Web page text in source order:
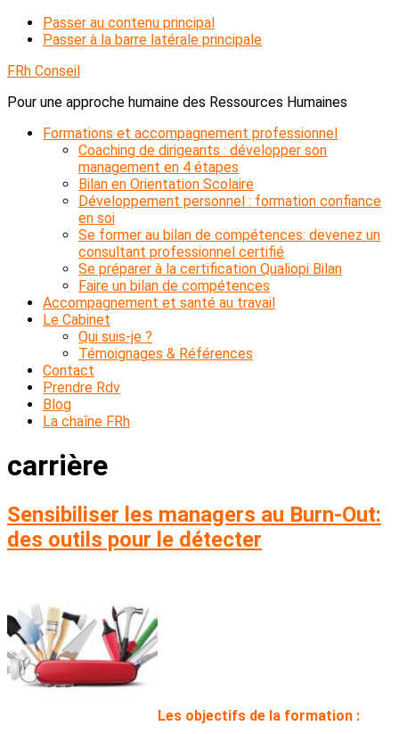
Passer au contenu principal
Passer à la barre latérale principale
FRh Conseil
Pour une approche humaine des Ressources Humaines
Formations et accompagnement professionnel
Coaching de dirigeants : développer son
management en 4 étapes
Bilan en Orientation Scolaire
Développement personnel : formation confiance
en soi
Se former au bilan de compétences: devenez un
consultant professionnel certifié
Se préparer à la certification Qualiopi Bilan
Faire un bilan de compétences
Accompagnement et santé au travail
Le Cabinet
Qui suis-je ?
Témoignages & Références
Contact
Prendre Rdv
Blog
La chaîne FRh
carrière
Sensibiliser les managers au Burn-Out:
des outils pour le détecter
Les objectifs de la formation :